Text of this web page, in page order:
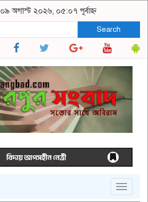
০৯ অগাস্ট ২০২৬, ০৫:০৭ পূর্বাহ্ন
Search
Toggle